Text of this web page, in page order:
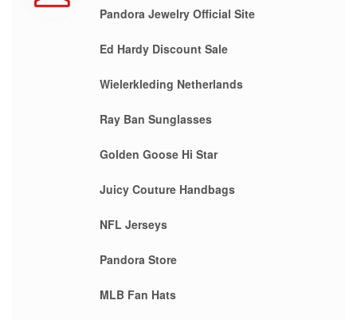
Pandora Jewelry Official Site
Ed Hardy Discount Sale
Wielerkleding Netherlands
Ray Ban Sunglasses
Golden Goose Hi Star
Juicy Couture Handbags
NFL Jerseys
Pandora Store
MLB Fan Hats